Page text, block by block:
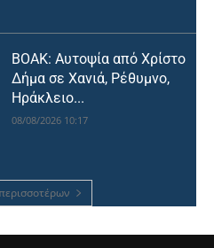
ΒΟΑΚ: Αυτοψία από Χρίστο
Δήμα σε Χανιά, Ρέθυμνο,
Ηράκλειο...
08/08/2026 10:17